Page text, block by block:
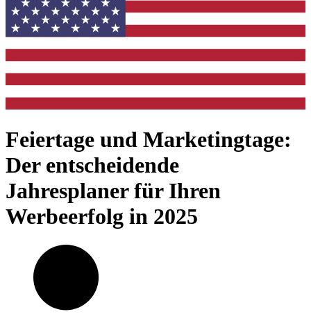
Feiertage und Marketingtage:
Der entscheidende
Jahresplaner für Ihren
Werbeerfolg in 2025